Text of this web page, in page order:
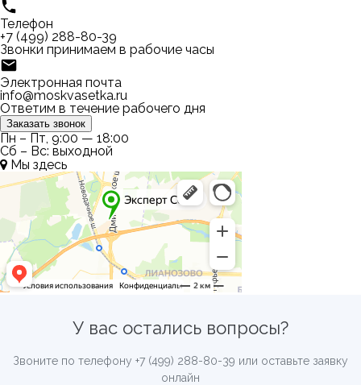
Телефон
+7 (499) 288-80-39
Звонки принимаем в рабочие часы
Электронная почта
info@moskvasetka.ru
Ответим в течение рабочего дня
Заказать звонок
Пн – Пт, 9:00 — 18:00
Сб – Вс: выходной
Мы здесь
У вас остались вопросы?
Звоните по телефону +7 (499) 288-80-39 или оставьте заявку
онлайн